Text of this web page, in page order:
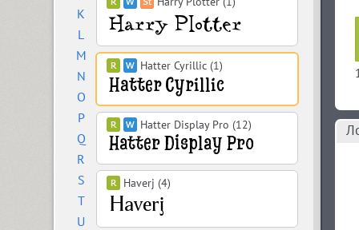
K
L
M
N
O
P
Q
R
S
T
U
Hatter Cyrillic (1)
Hatter Display Pro (12)
Haverj (4)